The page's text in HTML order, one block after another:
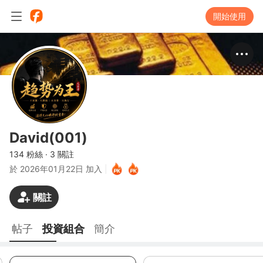
開始使用
David(001)
134 粉絲 · 3 關註
於 2026年01月22日 加入
關註
帖子 投資組合 簡介